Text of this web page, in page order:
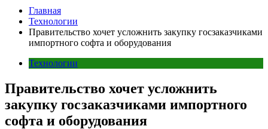
Главная
Технологии
Правительство хочет усложнить закупку госзаказчиками
импортного софта и оборудования
Технологии
Правительство хочет усложнить
закупку госзаказчиками импортного
софта и оборудования